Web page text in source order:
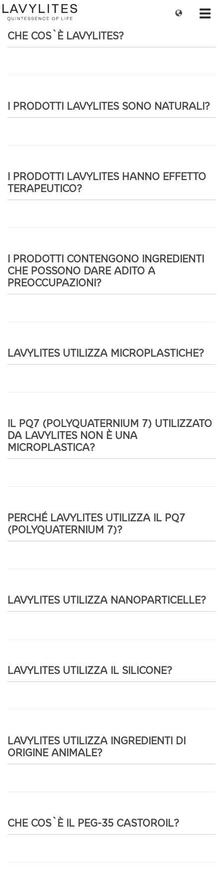
Change
CHE COS`È LAVYLITES?
I PRODOTTI LAVYLITES SONO NATURALI?
I PRODOTTI LAVYLITES HANNO EFFETTO
TERAPEUTICO?
I PRODOTTI CONTENGONO INGREDIENTI
CHE POSSONO DARE ADITO A
PREOCCUPAZIONI?
LAVYLITES UTILIZZA MICROPLASTICHE?
IL PQ7 (POLYQUATERNIUM 7) UTILIZZATO
DA LAVYLITES NON È UNA
MICROPLASTICA?
PERCHÉ LAVYLITES UTILIZZA IL PQ7
(POLYQUATERNIUM 7)?
LAVYLITES UTILIZZA NANOPARTICELLE?
LAVYLITES UTILIZZA IL SILICONE?
LAVYLITES UTILIZZA INGREDIENTI DI
ORIGINE ANIMALE?
CHE COS`È IL PEG-35 CASTOROIL?